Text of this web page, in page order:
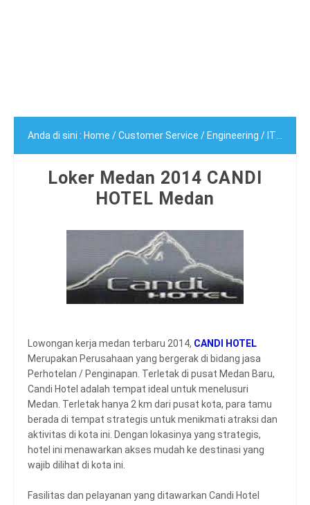
Anda di sini : Home /Customer Service / Engineering / IT
Loker Medan 2014 CANDI
HOTEL Medan
Lowongan kerja medan terbaru 2014, CANDI HOTEL
Merupakan Perusahaan yang bergerak di bidang jasa
Perhotelan / Penginapan. Terletak di pusat Medan Baru,
Candi Hotel adalah tempat ideal untuk menelusuri
Medan. Terletak hanya 2 km dari pusat kota, para tamu
berada di tempat strategis untuk menikmati atraksi dan
aktivitas di kota ini. Dengan lokasinya yang strategis,
hotel ini menawarkan akses mudah ke destinasi yang
wajib dilihat di kota ini.
Fasilitas dan pelayanan yang ditawarkan Candi Hotel